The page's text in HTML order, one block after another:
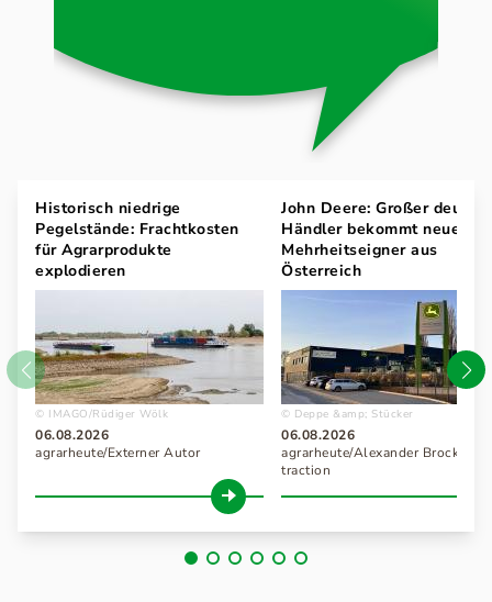
Historisch niedrige
Pegelstände: Frachtkosten
für Agrarprodukte
explodieren
IMAGO/Rüdiger Wölk
06.08.2026
agrarheute/Externer Autor
John Deere: Großer
Händler bekommt neuen
Mehrheitseigner aus
Österreich
Deppe &amp; Stücker
06.08.2026
agrarheute/Alexander
traction